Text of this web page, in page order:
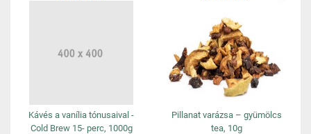
Kávés a vanília tónusaival -
Cold Brew 15- perc, 1000g
Pillanat varázsa – gyümölcs
tea, 10g